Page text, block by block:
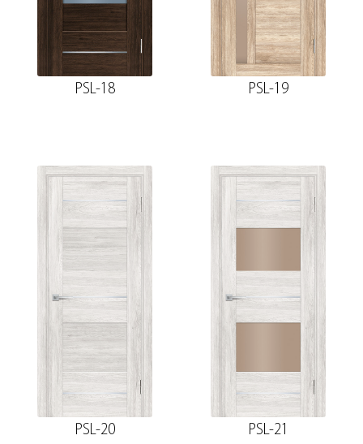
PSL-18 PSL-19
PSL-20 PSL-21